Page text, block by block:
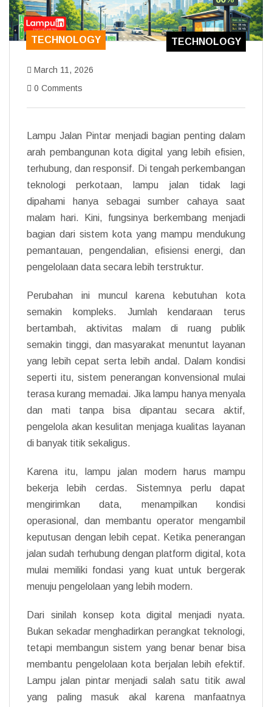
TECHNOLOGY TECHNOLOGY
March 11, 2026
0 Comments
Lampu Jalan Pintar menjadi bagian penting dalam
arah pembangunan kota digital yang lebih efisien,
terhubung, dan responsif. Di tengah perkembangan
teknologi perkotaan, lampu jalan tidak lagi
dipahami hanya sebagai sumber cahaya saat
malam hari. Kini, fungsinya berkembang menjadi
bagian dari sistem kota yang mampu mendukung
pemantauan, pengendalian, efisiensi energi, dan
pengelolaan data secara lebih terstruktur.
Perubahan ini muncul karena kebutuhan kota
semakin kompleks. Jumlah kendaraan terus
bertambah, aktivitas malam di ruang publik
semakin tinggi, dan masyarakat menuntut layanan
yang lebih cepat serta lebih andal. Dalam kondisi
seperti itu, sistem penerangan konvensional mulai
terasa kurang memadai. Jika lampu hanya menyala
dan mati tanpa bisa dipantau secara aktif,
pengelola akan kesulitan menjaga kualitas layanan
di banyak titik sekaligus.
Karena itu, lampu jalan modern harus mampu
bekerja lebih cerdas. Sistemnya perlu dapat
mengirimkan data, menampilkan kondisi
operasional, dan membantu operator mengambil
keputusan dengan lebih cepat. Ketika penerangan
jalan sudah terhubung dengan platform digital, kota
mulai memiliki fondasi yang kuat untuk bergerak
menuju pengelolaan yang lebih modern.
Dari sinilah konsep kota digital menjadi nyata.
Bukan sekadar menghadirkan perangkat teknologi,
tetapi membangun sistem yang benar benar bisa
membantu pengelolaan kota berjalan lebih efektif.
Lampu jalan pintar menjadi salah satu titik awal
yang paling masuk akal karena manfaatnya